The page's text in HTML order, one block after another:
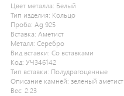
Цвет металла: Белый
Тип изделия: Кольцо
Проба: Ag 925
Вставка: Аметист
Металл: Серебро
Вид вставки: Со вставками
Код: УЧ346142
Тип вставки: Полудрагоценные
Описание камней: зеленый аметист
Вес: 2.23